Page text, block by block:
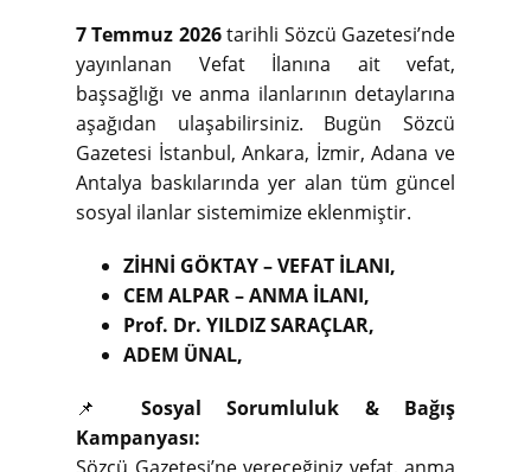
7 Temmuz 2026tarihli Sözcü Gazetesi’nde
yayınlanan Vefat İlanına ait vefat,
başsağlığı ve anma ilanlarının detaylarına
aşağıdan ulaşabilirsiniz. Bugün Sözcü
Gazetesi İstanbul, Ankara, İzmir, Adana ve
Antalya baskılarında yer alan tüm güncel
sosyal ilanlar sistemimize eklenmiştir.
ZİHNİ GÖKTAY – VEFAT İLANI,
CEM ALPAR – ANMA İLANI,
Prof. Dr. YILDIZ SARAÇLAR,
ADEM ÜNAL,
📌 Sosyal Sorumluluk & Bağış
Kampanyası: